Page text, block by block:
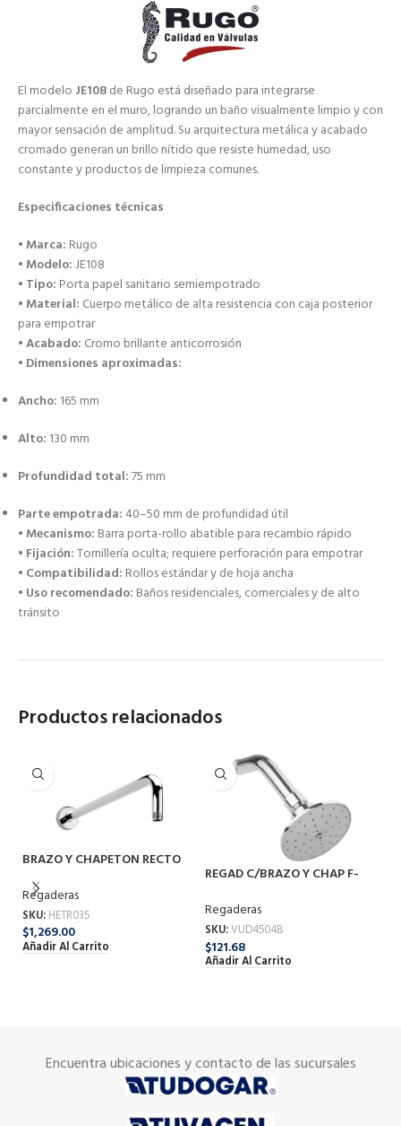
El modelo JE108de Rugo está diseñado para integrarse
parcialmente en el muro, logrando un baño visualmente limpio y con
mayor sensación de amplitud. Su arquitectura metálica y acabado
cromado generan un brillo nítido que resiste humedad, uso
constante y productos de limpieza comunes.
Especificaciones técnicas
• Marca: Rugo
• Modelo:JE108
• Tipo: Porta papel sanitario semiempotrado
• Material: Cuerpo metálico de alta resistencia con caja posterior
para empotrar
•Acabado: Cromo brillante anticorrosión
• Dimensiones aproximadas:
Ancho: 165 mm
Alto: 130 mm
Profundidad total:75 mm
Parte empotrada: 40–50 mm de profundidad útil
• Mecanismo: Barra porta-rollo abatible para recambio rápido
• Fijación:Tornillería oculta; requiere perforación para empotrar
• Compatibilidad: Rollos estándar y de hoja ancha
• Uso recomendado: Baños residenciales, comerciales y de alto
tránsito
Productos relacionados
BRAZO Y CHAPETON RECTO
CR TR-035
Regaderas
SKU: HETR035
$1,269.00
Añadir Al Carrito
REGAD C/BRAZO Y CHAP F-
Regaderas
SKU:VUD4504B
$121.68
Añadir Al Carrito
Encuentra ubicaciones y contacto de las sucursales